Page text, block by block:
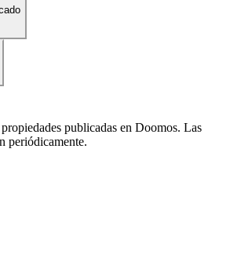
publicadas en Doomos. Las
periódicamente.